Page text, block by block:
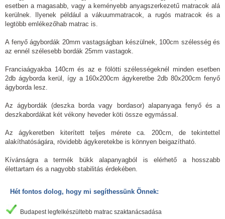
esetben a magasabb, vagy a keményebb anyagszerkezetű matracok alá
kerülnek. Ilyenek például a vákuummatracok, a rugós matracok és a
legtöbb emlékezőhab matrac is.
A fenyő ágybordák 20mm vastagságban készülnek, 100cm szélesség és
az ennél szélesebb bordák 25mm vastagok.
Franciaágyakba 140cm és az e fölötti szélességeknél minden esetben
2db ágyborda kerül, így a 160x200cm ágykeretbe 2db 80x200cm fenyő
ágyborda lesz.
Az ágybordák (deszka borda vagy bordasor) alapanyaga fenyő és a
deszkabordákat két vékony heveder köti össze egymással.
Az ágykeretben kiterített teljes mérete ca. 200cm, de tekintettel
alakíthatóságára, rövidebb ágykeretekbe is könnyen beigazítható.
Kívánságra a termék bükk alapanyagból is elérhető a hosszabb
élettartam és a nagyobb stabilitás érdekében.
Hét fontos dolog, hogy mi segíthessünk Önnek:
Budapest legfelkészültebb matrac szaktanácsadása